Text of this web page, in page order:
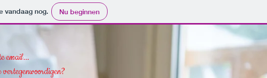
vandaag nog. Nu beginnen
email...